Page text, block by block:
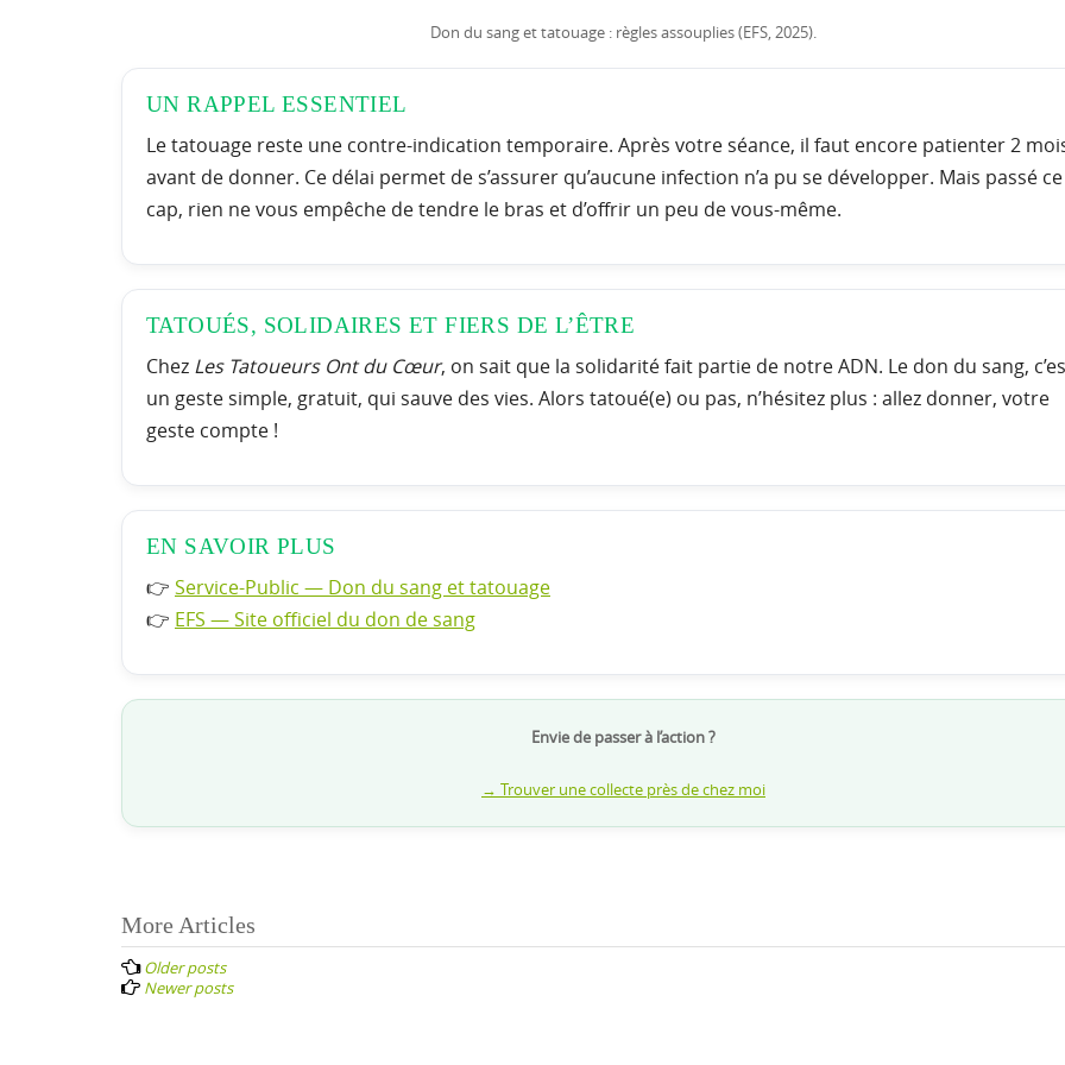
Don du sang et tatouage : règles assouplies (EFS, 2025).
UN RAPPEL ESSENTIEL
Le tatouage reste une contre-indication temporaire. Après votre séance, il faut encore patienter 2
avant de donner. Ce délai permet de s’assurer qu’aucune infection n’a pu se développer. Mais passé ce
cap, rien ne vous empêche de tendre le bras et d’offrir un peu de vous-même.
TATOUÉS, SOLIDAIRES ET FIERS DE L’ÊTRE
Chez Les Tatoueurs Ont du Cœur, on sait que la solidarité fait partie de notre ADN. Le don du sang,
un geste simple, gratuit, qui sauve des vies. Alors tatoué(e) ou pas, n’hésitez plus : allez donner, votre
geste compte !
EN SAVOIR PLUS
👉 Service-Public — Don du sang et tatouage
👉 EFS — Site officiel du don de sang
Envie de passer à l’action ?
→ Trouver une collecte près de chez moi
Posts
navigation
More Articles
Older posts
Newer posts